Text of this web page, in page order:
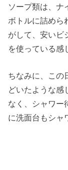
ソープ類は、ナ
ボトルに詰めら
がして、安いビ
を使っている感
ちなみに、この
どいたような感
なく、シャワー
に洗面台もシャ